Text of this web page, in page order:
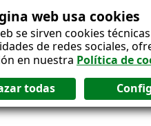
web usa cookies
se sirven cookies
de redes sociales,
en nuestra Política de